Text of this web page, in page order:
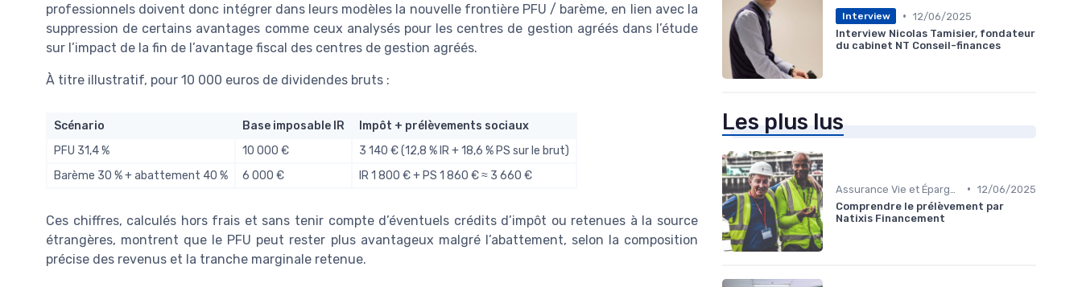
professionnels doivent donc intégrer dans leurs modèles la nouvelle frontière PFU / barème, en lien avec la
suppression de certains avantages comme ceux analysés pour les centres de gestion agréés dans l’étude
sur l’impact de la fin de l’avantage fiscal des centres de gestion agréés.
À titre illustratif, pour 10 000 euros de dividendes bruts :
Scénario Base imposable IR
Impôt + prélèvements sociaux
PFU 31,4 %
10 000 €
3 140 € (12,8 % IR + 18,6 % PS sur le brut)
Barème 30 % + abattement 40 %
6 000 € IR 1 800 € + PS 1 860 € ≈ 3 660 €
Ces chiffres, calculés hors frais et sans tenir compte d’éventuels crédits d’impôt ou retenues à la source
étrangères, montrent que le PFU peut rester plus avantageux malgré l’abattement, selon la composition
précise des revenus et la tranche marginale retenue.
Interview • 12/06/2025
Interview Nicolas Tamisier, fondateur
du cabinet NT Conseil-finances
Les plus lus
• 12/06/2025
Comprendre le prélèvement par
Natixis Financement